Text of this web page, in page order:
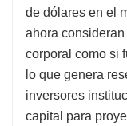
de dólares en el
ahora
corporal como si
lo que genera
inversores
capital para